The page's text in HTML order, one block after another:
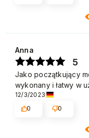
Anna
5
Jako początkujący
wykonany i łatwy w
12/3/2023
0
0